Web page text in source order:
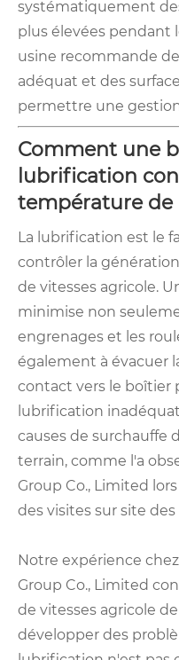
systématiquement
plus élevées pendant
usine recommande
adéquat et des
permettre une
Comment une
lubrification
température de
La lubrification est le
contrôler la
de vitesses agricole.
minimise non
engrenages et les
également à évacuer
contact vers le boîtier
lubrification
causes de surchauffe
terrain, comme l'a
Group Co., Limited
des visites sur site
Notre expérience
Group Co., Limited
de vitesses agricole
développer des